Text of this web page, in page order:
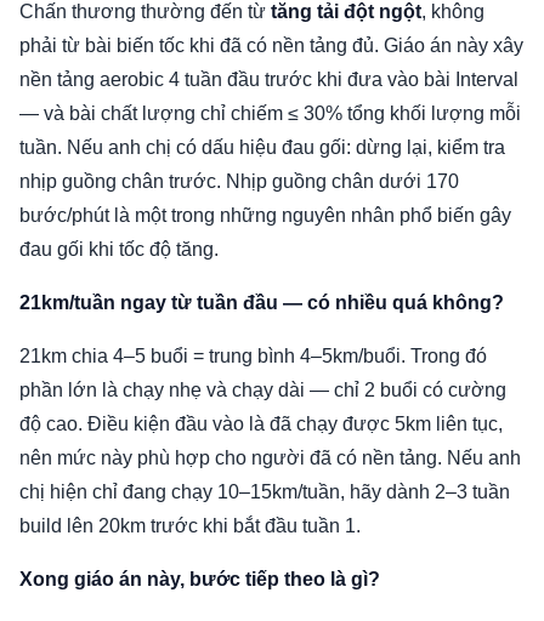
Chấn thương thường đến từ tăng tải đột ngột, không
phải từ bài biến tốc khi đã có nền tảng đủ. Giáo án này xây
nền tảng aerobic 4 tuần đầu trước khi đưa vào bài Interval
— và bài chất lượng chỉ chiếm ≤ 30% tổng khối lượng mỗi
tuần. Nếu anh chị có dấu hiệu đau gối: dừng lại, kiểm tra
nhịp guồng chân trước. Nhịp guồng chân dưới 170
bước/phút là một trong những nguyên nhân phổ biến gây
đau gối khi tốc độ tăng.
21km/tuần ngay từ tuần đầu — có nhiều quá không?
21km chia 4–5 buổi = trung bình 4–5km/buổi. Trong đó
phần lớn là chạy nhẹ và chạy dài — chỉ 2 buổi có cường
độ cao. Điều kiện đầu vào là đã chạy được 5km liên tục,
nên mức này phù hợp cho người đã có nền tảng. Nếu anh
chị hiện chỉ đang chạy 10–15km/tuần, hãy dành 2–3 tuần
build lên 20km trước khi bắt đầu tuần 1.
Xong giáo án này, bước tiếp theo là gì?